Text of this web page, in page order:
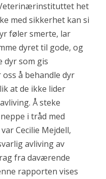
het
med sikkerhet kan si
føler smerte, lar
dyret til gode, og
dyr som gis
å behandle dyr
at de ikke lider
Å steke
i tråd med
Cecilie Mejdell,
avliving av
fra daværende
rapporten vises